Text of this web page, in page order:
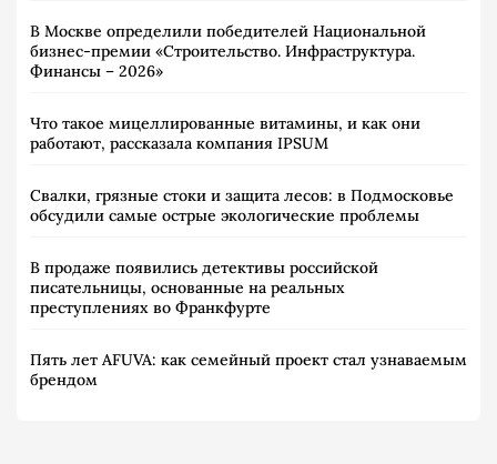
В Москве определили победителей Национальной
бизнес-премии «Строительство. Инфраструктура.
Финансы – 2026»
Что такое мицеллированные витамины, и как они
работают, рассказала компания IPSUM
Свалки, грязные стоки и защита лесов: в Подмосковье
обсудили самые острые экологические проблемы
В продаже появились детективы российской
писательницы, основанные на реальных
преступлениях во Франкфурте
Пять лет AFUVA: как семейный проект стал узнаваемым
брендом